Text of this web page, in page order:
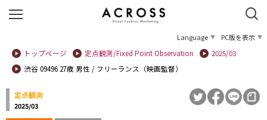
Language
PC版を表示
トップページ
定点観測/Fixed Point Observation
2025/03
渋谷 09496 27歳 男性 / フリーランス（映画監督）
定点観測
2025/03